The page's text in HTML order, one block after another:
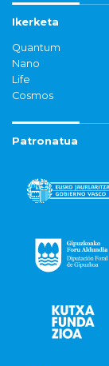
Ikerketa
Quantum
Nano
Life
Cosmos
Patronatua